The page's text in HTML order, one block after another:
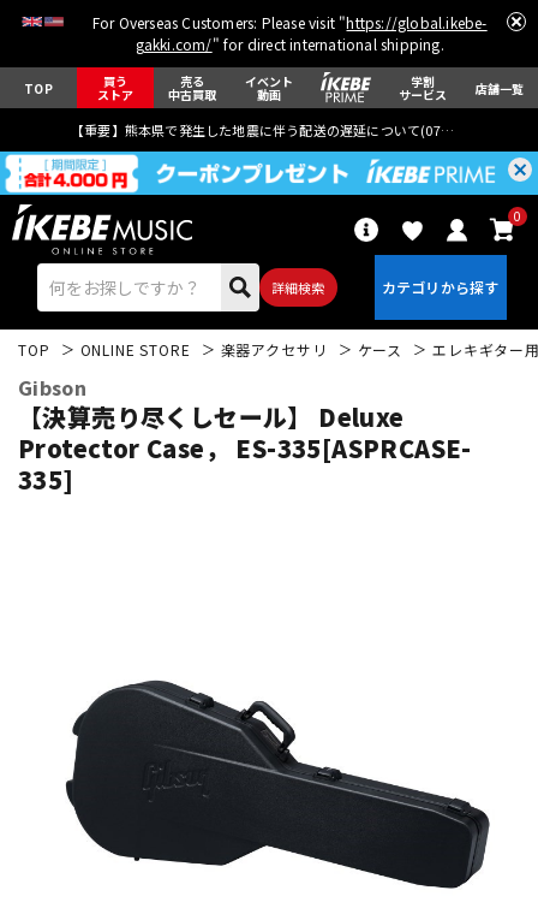
For Overseas Customers: Please visit "https://global.ikebe-
gakki.com/" for direct international shipping.
TOP 買う
ストア
売る
中古買取
イベント
動画
学割
サービス 店舗一覧
【重要】熊本県で発生した地震に伴う配送の遅延について(07月29日
詳細検索
0
キーボード
TOP ONLINE STORE 楽器アクセサリ ケース エレキギター
Gibson
【決算売り尽くしセール】 Deluxe
Protector Case， ES-335[ASPRCASE-
335]